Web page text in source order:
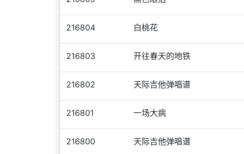
216804 白桃花
216803 开往春天的地铁
216802 天际吉他弹唱谱
216801 一场大病
216800 天际吉他弹唱谱